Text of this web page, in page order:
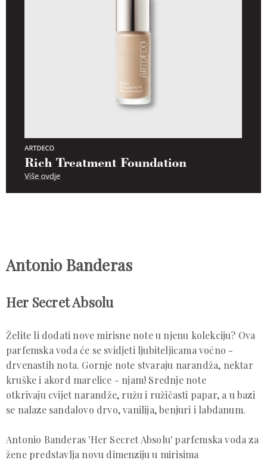
Antonio Banderas
Her Secret Absolu
Želite li dodati nove mirisne note u njenu kolekciju? Ova
parfemska voda će se svidjeti ljubiteljicama voćno -
drvenastih nota. Gornje note stvaraju narandža, nektar
kruške i akord marelice - njam! Srednje note
otkrivaju cvijet narandže, ružu i ružičasti papar, a u bazi
se nalaze sandalovo drvo, vanilija, benjuri i labdanum.
Antonio Banderas 'Her Secret Absolu' parfemska voda za
žene predstavlja novu dimenziju u mirisima